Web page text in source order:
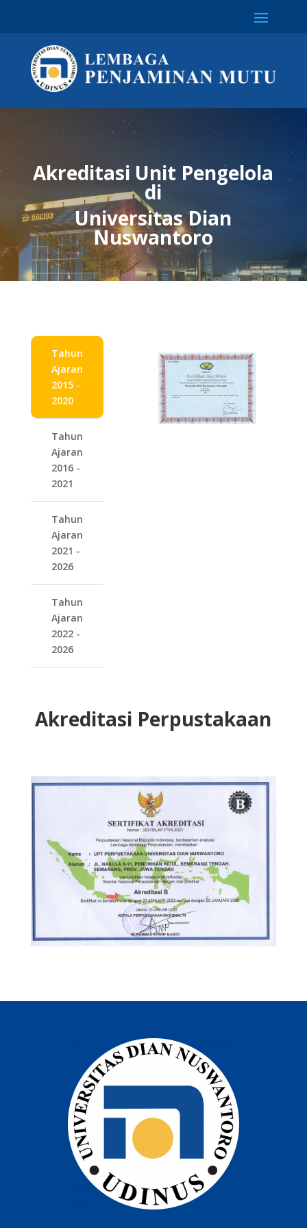
Akreditasi Unit Pengelola
di
Universitas Dian
Nuswantoro
Tahun
Ajaran
2015 -
2020
Tahun
Ajaran
2016 -
2021
Tahun
Ajaran
2021 -
2026
Tahun
Ajaran
2022 -
2026
Akreditasi Perpustakaan